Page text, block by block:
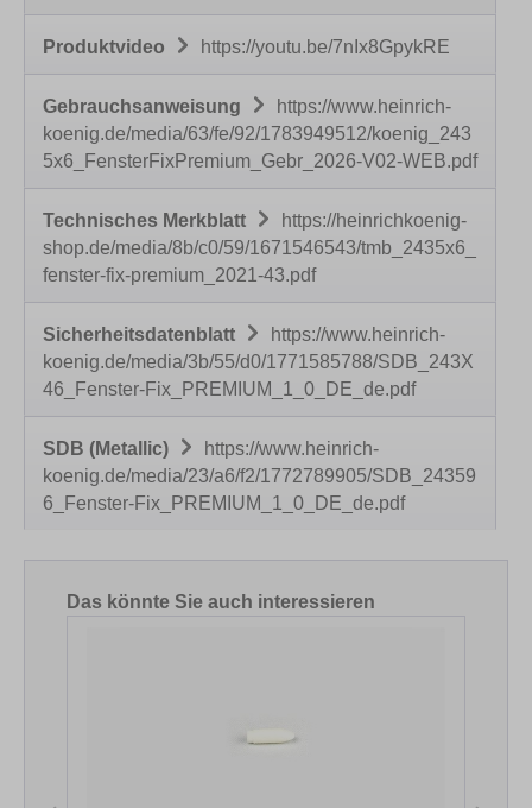
Produktvideo https://youtu.be/7nIx8GpykRE
Gebrauchsanweisung
https://www.heinrich-
koenig.de/media/63/fe/92/1783949512/koenig_243
5x6_FensterFixPremium_Gebr_2026-V02-WEB.pdf
Technisches Merkblatt
https://heinrichkoenig-
shop.de/media/8b/c0/59/1671546543/tmb_2435x6_
fenster-fix-premium_2021-43.pdf
Sicherheitsdatenblatt
https://www.heinrich-
koenig.de/media/3b/55/d0/1771585788/SDB_243X
46_Fenster-Fix_PREMIUM_1_0_DE_de.pdf
SDB (Metallic)
https://www.heinrich-
koenig.de/media/23/a6/f2/1772789905/SDB_24359
6_Fenster-Fix_PREMIUM_1_0_DE_de.pdf
Produktgalerie überspringen
Das könnte Sie auch interessieren